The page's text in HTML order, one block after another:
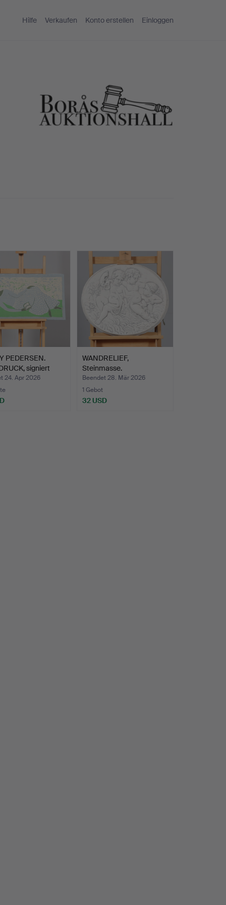
Hilfe Verkaufen Konto erstellen Einloggen
PEDERSEN.
signiert
24. Apr 2026
WANDRELIEF,
Steinmasse.
Beendet 28. Mär 2026
1 Gebot
32 USD